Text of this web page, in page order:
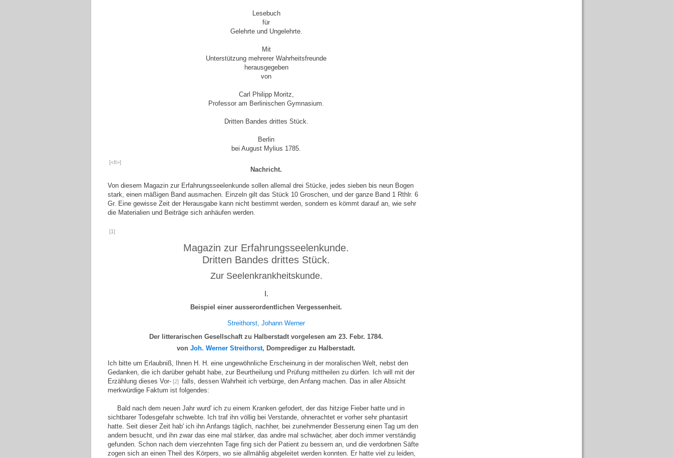
Lesebuch
für
Gelehrte und Ungelehrte.
Mit
Unterstützung mehrerer Wahrheitsfreunde
herausgegeben
von
Carl Philipp Moritz,
Professor am Berlinischen Gymnasium.
Dritten Bandes drittes Stück.
Berlin
bei August Mylius 1785.
[<II>]
Nachricht.
Von diesem Magazin zur Erfahrungsseelenkunde sollen allemal drei Stücke, jedes sieben bis neun Bogen
stark, einen mäßigen Band ausmachen. Einzeln gilt das Stück 10 Groschen, und der ganze Band 1 Rthlr. 6
Gr. Eine gewisse Zeit der Herausgabe kann nicht bestimmt werden, sondern es kömmt darauf an, wie sehr
die Materialien und Beiträge sich anhäufen werden.
[1]
Magazin zur Erfahrungsseelenkunde.
Dritten Bandes drittes Stück.
Zur Seelenkrankheitskunde.
I.
Beispiel einer ausserordentlichen Vergessenheit.
Streithorst, Johann Werner
Der litterarischen Gesellschaft zu Halberstadt vorgelesen am 23. Febr. 1784.
vonJoh. Werner Streithorst, Domprediger zu Halberstadt.
Ich bitte um Erlaubniß, Ihnen H. H. eine ungewöhnliche Erscheinung in der moralischen Welt, nebst den
Gedanken, die ich darüber gehabt habe, zur Beurtheilung und Prüfung mittheilen zu dürfen. Ich will mit der
Erzählung dieses Vor- [2] falls, dessen Wahrheit ich verbürge, den Anfang machen. Das in aller Absicht
merkwürdige Faktum ist folgendes:
Bald nach dem neuen Jahr wurd' ich zu einem Kranken gefodert, der das hitzige Fieber hatte und in
sichtbarer Todesgefahr schwebte. Ich traf ihn völlig bei Verstande, ohnerachtet er vorher sehr phantasirt
hatte. Seit dieser Zeit hab' ich ihn Anfangs täglich, nachher, bei zunehmender Besserung einen Tag um den
andern besucht, und ihn zwar das eine mal stärker, das andre mal schwächer, aber doch immer verständig
gefunden. Schon nach dem vierzehnten Tage fing sich der Patient zu bessern an, und die verdorbnen Säfte
zogen sich an einen Theil des Körpers, wo sie allmählig abgeleitet werden konnten. Er hatte viel zu leiden,